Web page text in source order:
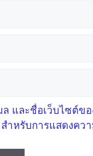
และชื่อเว็บไซต์ข
สำหรับการแสดงคว